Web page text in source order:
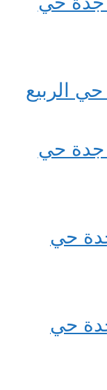
الربيع
حي
حي
حي